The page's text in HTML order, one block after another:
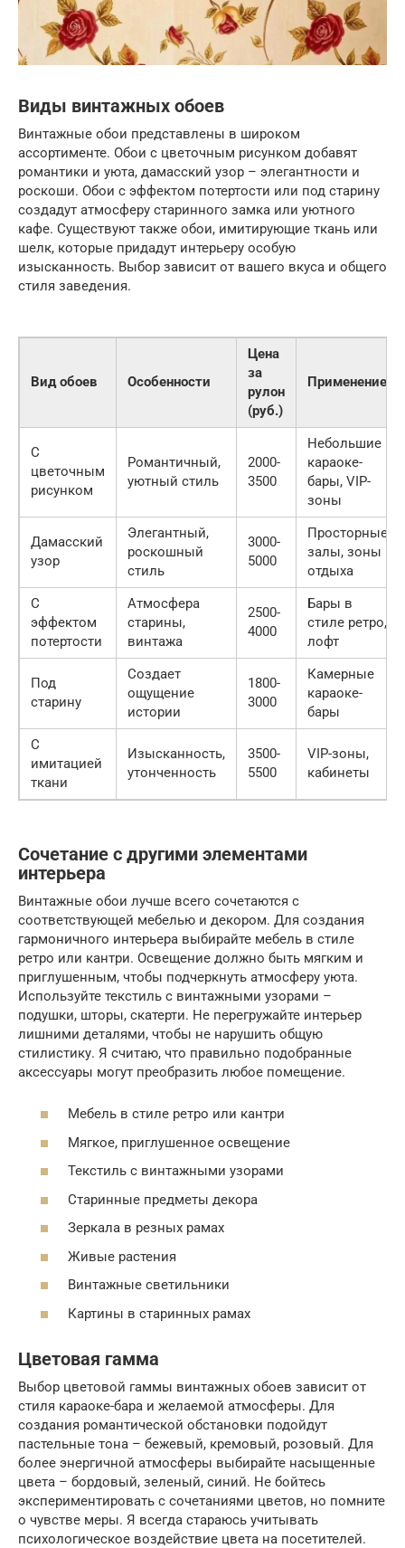
Виды винтажных обоев
Винтажные обои представлены в широком
ассортименте. Обои с цветочным рисунком добавят
романтики и уюта, дамасский узор – элегантности и
роскоши. Обои с эффектом потертости или под старину
создадут атмосферу старинного замка или уютного
кафе. Существуют также обои, имитирующие ткань или
шелк, которые придадут интерьеру особую
изысканность. Выбор зависит от вашего вкуса и общего
стиля заведения.
Вид обоев Особенности
Цена
за
рулон
(руб.)
Применение
С
цветочным
рисунком
Романтичный,
уютный стиль
2000-
3500
Небольшие
караоке-
бары, VIP-
зоны
Дамасский
узор
Элегантный,
роскошный
стиль
3000-
5000
Просторные
залы, зоны
отдыха
С
эффектом
потертости
Атмосфера
старины,
винтажа
2500-
4000
Бары в
стиле ретро,
лофт
Под
старину
Создает
ощущение
истории
1800-
3000
Камерные
караоке-
бары
С
имитацией
ткани
Изысканность,
утонченность
3500-
5500
VIP-зоны,
кабинеты
Сочетание с другими элементами
интерьера
Винтажные обои лучше всего сочетаются с
соответствующей мебелью и декором. Для создания
гармоничного интерьера выбирайте мебель в стиле
ретро или кантри. Освещение должно быть мягким и
приглушенным, чтобы подчеркнуть атмосферу уюта.
Используйте текстиль с винтажными узорами –
подушки, шторы, скатерти. Не перегружайте интерьер
лишними деталями, чтобы не нарушить общую
стилистику. Я считаю, что правильно подобранные
аксессуары могут преобразить любое помещение.
Мебель в стиле ретро или кантри
Мягкое, приглушенное освещение
Текстиль с винтажными узорами
Старинные предметы декора
Зеркала в резных рамах
Живые растения
Винтажные светильники
Картины в старинных рамах
Цветовая гамма
Выбор цветовой гаммы винтажных обоев зависит от
стиля караоке-бара и желаемой атмосферы. Для
создания романтической обстановки подойдут
пастельные тона – бежевый, кремовый, розовый. Для
более энергичной атмосферы выбирайте насыщенные
цвета – бордовый, зеленый, синий. Не бойтесь
экспериментировать с сочетаниями цветов, но помните
о чувстве меры. Я всегда стараюсь учитывать
психологическое воздействие цвета на посетителей.